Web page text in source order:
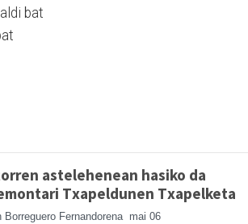
bat
astelehenean hasiko da
Txapeldunen Txapelketa
Borreguero Fernandorena mai 06